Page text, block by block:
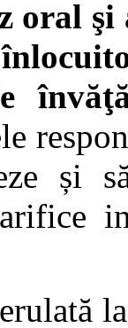
oral
și
la